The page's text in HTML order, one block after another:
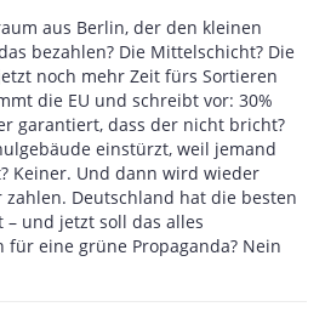
aus Berlin, der den kleinen
bezahlen? Die Mittelschicht? Die
noch mehr Zeit fürs Sortieren
die EU und schreibt vor: 30%
garantiert, dass der nicht bricht?
einstürzt, weil jemand
Keiner. Und dann wird wieder
Deutschland hat die besten
und jetzt soll das alles
für eine grüne Propaganda? Nein